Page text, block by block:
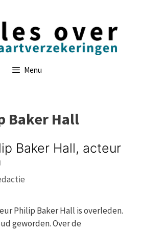
Menu
Baker Hall
Baker Hall, acteur
Philip Baker Hall is overleden.
geworden. Over de